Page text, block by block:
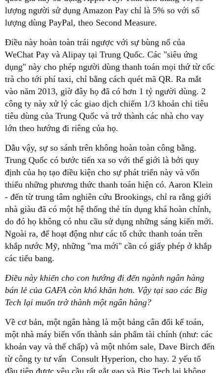
lượng người sử dụng Amazon Pay chỉ là 5% so với số
lượng dùng PayPal, theo Second Measure.
Điều này hoàn toàn trái ngược với sự bùng nổ của
WeChat Pay và Alipay tại Trung Quốc. Các "siêu ứng
dụng" này cho phép người dùng thanh toán mọi thứ từ cốc
trà cho tới phí taxi, chỉ bằng cách quét mã QR. Ra mắt
vào năm 2013, giờ đây họ đã có hơn 1 tỷ người dùng. 2
công ty này xử lý các giao dịch chiếm 1/3 khoản chi tiêu
tiêu dùng của Trung Quốc và trở thành các nhà cho vay
lớn theo hướng đi riêng của họ.
Dẫu vậy, sự so sánh trên không hoàn toàn công bằng.
Trung Quốc có bước tiến xa so với thế giới là bởi quy
định của họ tạo điều kiện cho sự phát triển này và vốn
thiếu những phương thức thanh toán hiện có. Aaron Klein
- đến từ trung tâm nghiên cứu Brookings, chỉ ra rằng giới
nhà giàu đã có một hệ thống thẻ tín dụng khá hoàn chỉnh,
do đó họ không có nhu cầu sử dụng những sáng kiến mới.
Ngoài ra, để hoạt động như các tổ chức thanh toán trên
khắp nước Mỹ, những "ma mới" cần có giấy phép ở khắp
các tiểu bang.
Điều này khiến cho con hướng đi đến ngành ngân hàng
bán lẻ của GAFA còn khó khăn hơn. Vậy tại sao các Big
Tech lại muốn trở thành một ngân hàng?
Về cơ bản, một ngân hàng là một bảng cân đối kế toán,
một nhà máy biến vốn thành sản phẩm tài chính (như: các
khoản vay và thế chấp) và một nhóm sale, Dave Birch đến
từ công ty tư vấn Consult Hyperion, cho hay. 2 yếu tố